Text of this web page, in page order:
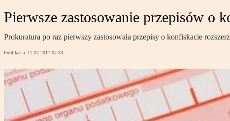
Pierwsze zastosowanie przepisów o
Prokuratura po raz pierwszy zastosowała przepisy o konfiskacie
Publikacja: 17.07.2017 07:34